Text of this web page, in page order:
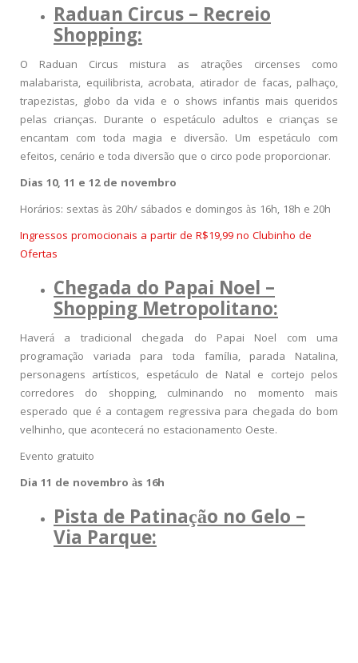
Raduan Circus – Recreio
Shopping:
O Raduan Circus mistura as atrações circenses como
malabarista, equilibrista, acrobata, atirador de facas, palhaço,
trapezistas, globo da vida e o shows infantis mais queridos
pelas crianças. Durante o espetáculo adultos e crianças se
encantam com toda magia e diversão. Um espetáculo com
efeitos, cenário e toda diversão que o circo pode proporcionar.
Dias 10, 11 e 12 de novembro
Horários: sextas às 20h/ sábados e domingos às 16h, 18h e 20h
Ingressos promocionais a partir de R$19,99 no Clubinho de
Ofertas
Chegada do Papai Noel –
Shopping Metropolitano:
Haverá a tradicional chegada do Papai Noel com uma
programação variada para toda família, parada Natalina,
personagens artísticos, espetáculo de Natal e cortejo pelos
corredores do shopping, culminando no momento mais
esperado que é a contagem regressiva para chegada do bom
velhinho, que acontecerá no estacionamento Oeste.
Evento gratuito
Dia 11 de novembro às 16h
Pista de Patinação no Gelo –
Via Parque: